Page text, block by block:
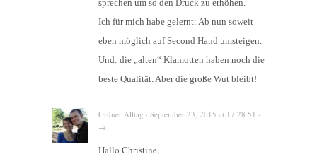
sprechen um so den Druck zu erhöhen.
Ich für mich habe gelernt: Ab nun soweit
eben möglich auf Second Hand umsteigen.
Und: die „alten“ Klamotten haben noch die
beste Qualität. Aber die große Wut bleibt!
Grüner Alltag · September 23, 2015 at 17:28:51 ·
→
Hallo Christine,